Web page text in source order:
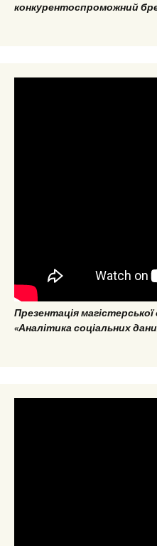
конкурентоспроможний
Презентація
«Аналітика соціальних